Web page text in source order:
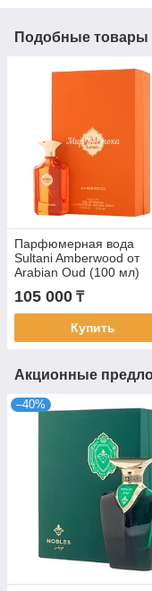
Подобные товары
Парфюмерная вода
Sultani Amberwood от
Arabian Oud (100 мл)
105 000 ₸
Купить
Акционные
–40%